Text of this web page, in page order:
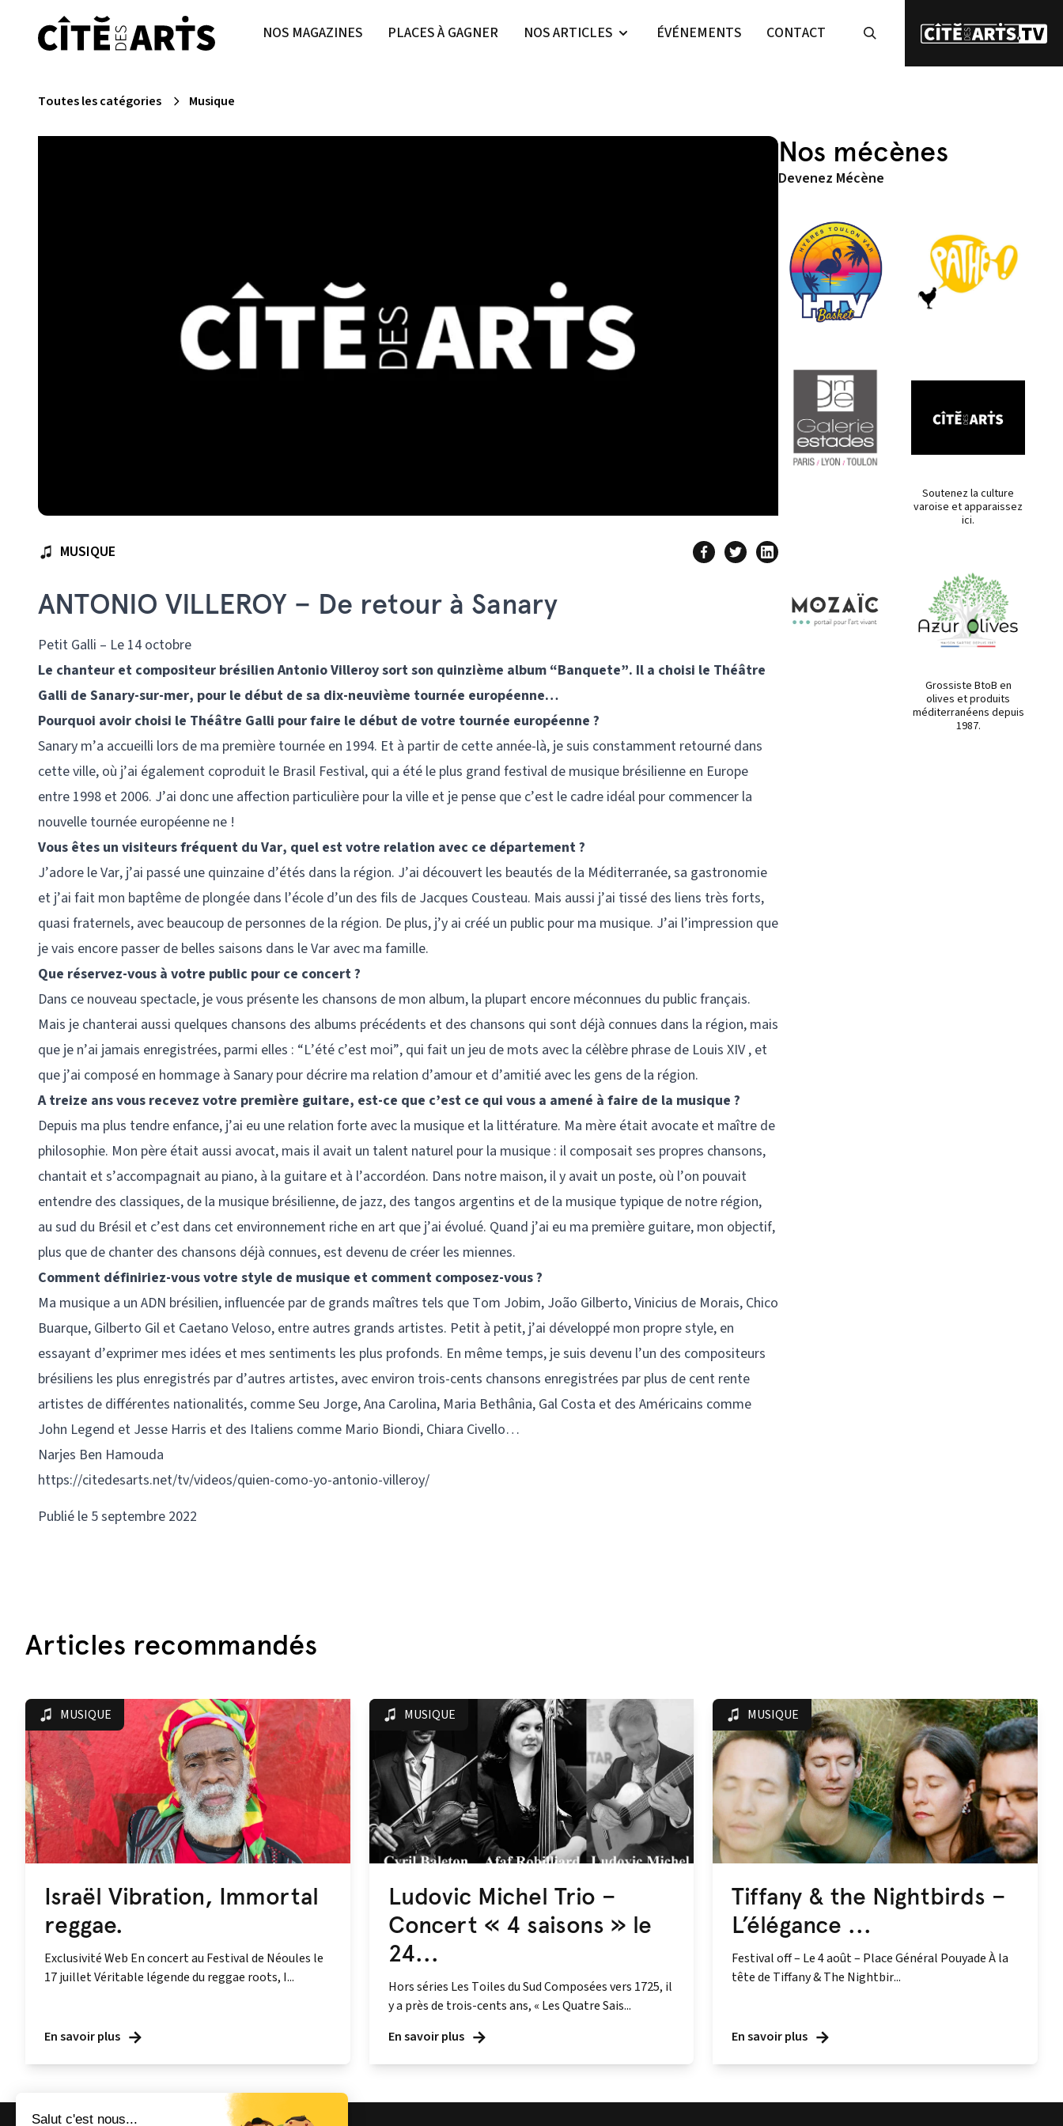
NOS MAGAZINES PLACES À GAGNER NOS ARTICLES ÉVÉNEMENTS CONTACT
Toutes les catégories Musique
MUSIQUE
ANTONIO VILLEROY – De retour à Sanary
Petit Galli – Le 14 octobre
Le chanteur et compositeur brésilien Antonio Villeroy sort son quinzième album “Banquete”. Il a choisi le Théâtre
Galli de Sanary-sur-mer, pour le début de sa dix-neuvième tournée européenne…
Pourquoi avoir choisi le Théâtre Galli pour faire le début de votre tournée européenne ?
Sanary m’a accueilli lors de ma première tournée en 1994. Et à partir de cette année-là, je suis constamment retourné dans
cette ville, où j’ai également coproduit le Brasil Festival, qui a été le plus grand festival de musique brésilienne en Europe
entre 1998 et 2006. J’ai donc une affection particulière pour la ville et je pense que c’est le cadre idéal pour commencer la
nouvelle tournée européenne ne !
Vous êtes un visiteurs fréquent du Var, quel est votre relation avec ce département ?
J’adore le Var, j’ai passé une quinzaine d’étés dans la région. J’ai découvert les beautés de la Méditerranée, sa gastronomie
et j’ai fait mon baptême de plongée dans l’école d’un des fils de Jacques Cousteau. Mais aussi j’ai tissé des liens très forts,
quasi fraternels, avec beaucoup de personnes de la région. De plus, j’y ai créé un public pour ma musique. J’ai l’impression que
je vais encore passer de belles saisons dans le Var avec ma famille.
Que réservez-vous à votre public pour ce concert ?
Dans ce nouveau spectacle, je vous présente les chansons de mon album, la plupart encore méconnues du public français.
Mais je chanterai aussi quelques chansons des albums précédents et des chansons qui sont déjà connues dans la région, mais
que je n’ai jamais enregistrées, parmi elles : “L’été c’est moi”, qui fait un jeu de mots avec la célèbre phrase de Louis XIV , et
que j’ai composé en hommage à Sanary pour décrire ma relation d’amour et d’amitié avec les gens de la région.
A treize ans vous recevez votre première guitare, est-ce que c’est ce qui vous a amené à faire de la musique ?
Depuis ma plus tendre enfance, j’ai eu une relation forte avec la musique et la littérature. Ma mère était avocate et maître de
philosophie. Mon père était aussi avocat, mais il avait un talent naturel pour la musique : il composait ses propres chansons,
chantait et s’accompagnait au piano, à la guitare et à l’accordéon. Dans notre maison, il y avait un poste, où l’on pouvait
entendre des classiques, de la musique brésilienne, de jazz, des tangos argentins et de la musique typique de notre région,
au sud du Brésil et c’est dans cet environnement riche en art que j’ai évolué. Quand j’ai eu ma première guitare, mon objectif,
plus que de chanter des chansons déjà connues, est devenu de créer les miennes.
Comment définiriez-vous votre style de musique et comment composez-vous ?
Ma musique a un ADN brésilien, influencée par de grands maîtres tels que Tom Jobim, João Gilberto, Vinicius de Morais, Chico
Buarque, Gilberto Gil et Caetano Veloso, entre autres grands artistes. Petit à petit, j’ai développé mon propre style, en
essayant d’exprimer mes idées et mes sentiments les plus profonds. En même temps, je suis devenu l’un des compositeurs
brésiliens les plus enregistrés par d’autres artistes, avec environ trois-cents chansons enregistrées par plus de cent rente
artistes de différentes nationalités, comme Seu Jorge, Ana Carolina, Maria Bethânia, Gal Costa et des Américains comme
John Legend et Jesse Harris et des Italiens comme Mario Biondi, Chiara Civello…
Narjes Ben Hamouda
https://citedesarts.net/tv/videos/quien-como-yo-antonio-villeroy/
Publié le 5 septembre 2022
Nos mécènes
Devenez Mécène
Soutenez la culture
varoise et apparaissez
ici.
Grossiste BtoB en
olives et produits
méditerranéens depuis
1987.
Articles recommandés
MUSIQUE
Israël Vibration, Immortal
reggae.
Exclusivité Web En concert au Festival de Néoules le
17 juillet Véritable légende du reggae roots, I...
En savoir plus
MUSIQUE
Ludovic Michel Trio –
Concert « 4 saisons » le
24...
Hors séries Les Toiles du Sud Composées vers 1725, il
y a près de trois-cents ans, « Les Quatre Sais...
En savoir plus
MUSIQUE
Tiffany & the Nightbirds –
L’élégance ...
Festival off – Le 4 août – Place Général Pouyade À la
tête de Tiffany & The Nightbir...
En savoir plus